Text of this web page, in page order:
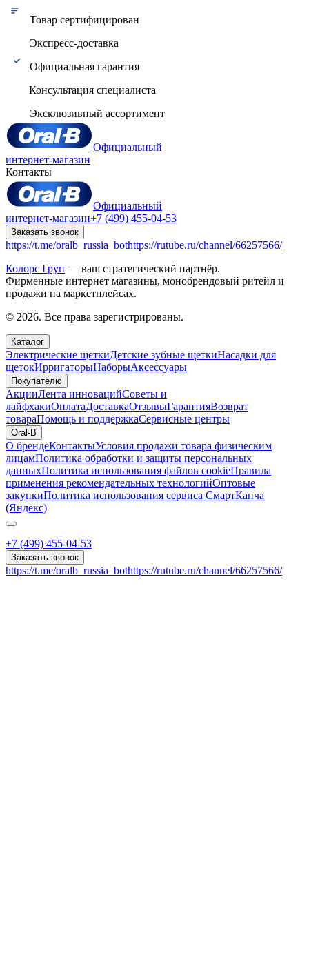
Товар сертифицирован
Экспресс-доставка
Официальная гарантия
Консультация специалиста
Эксклюзивный ассортимент
Официальный
интернет-магазин
Контакты
Официальный
интернет-магазин+7 (499) 455-04-53
Заказать звонок
https://t.me/oralb_russia_bothttps://rutube.ru/channel/66257566/
Колорс Груп — ваш стратегический партнёр.
Фирменные интернет магазины, монобрендовый ритейл и
продажи на маркетплейсах.
© 2026. Все права зарегистрированы.
Каталог
Электрические щеткиДетские зубные щеткиНасадки для
щетокИрригаторыНаборыАксессуары
Покупателю
АкцииЛента инновацийСоветы и
лайфхакиОплатаДоставкаОтзывыГарантияВозврат
товараПомощь и поддержкаСервисные центры
Oral-B
О брендеКонтактыУсловия продажи товара физическим
лицамПолитика обработки и защиты персональных
данныхПолитика использования файлов cookieПравила
применения рекомендательных технологийОптовые
закупкиПолитика использования сервиса СмартКапча
(Яндекс)
+7 (499) 455-04-53
Заказать звонок
https://t.me/oralb_russia_bothttps://rutube.ru/channel/66257566/